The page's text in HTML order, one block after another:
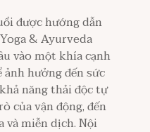
được hướng dẫn
& Ayurveda
vào một khía cạnh
hưởng đến sức
năng thải độc tự
của vận động, đến
miễn dịch. Nội